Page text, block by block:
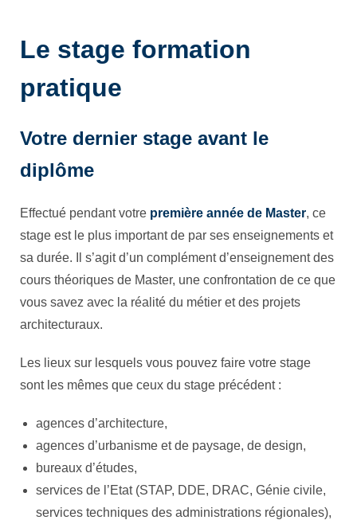
Le stage formation
pratique
Votre dernier stage avant le
diplôme
Effectué pendant votre première année de Master, ce
stage est le plus important de par ses enseignements et
sa durée. Il s’agit d’un complément d’enseignement des
cours théoriques de Master, une confrontation de ce que
vous savez avec la réalité du métier et des projets
architecturaux.
Les lieux sur lesquels vous pouvez faire votre stage
sont les mêmes que ceux du stage précédent :
agences d’architecture,
agences d’urbanisme et de paysage, de design,
bureaux d’études,
services de l’Etat (STAP, DDE, DRAC, Génie civile,
services techniques des administrations régionales),